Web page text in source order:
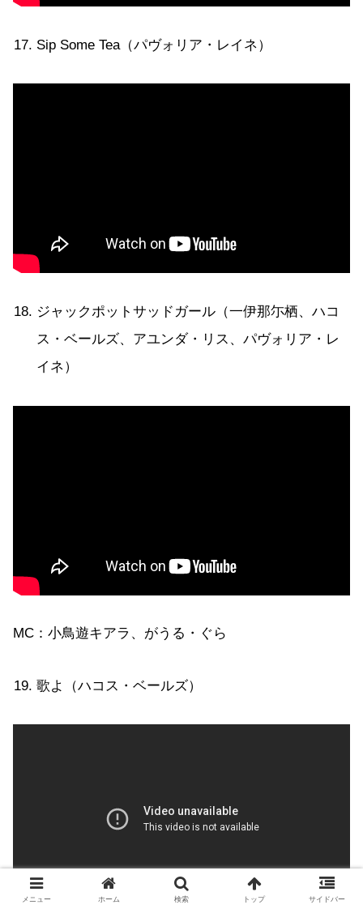
Sip Some Tea（パヴォリア・レイネ）
ジャックポットサッドガール（一伊那尓栖、ハコ
ス・ベールズ、アユンダ・リス、パヴォリア・レ
イネ）
MC：小鳥遊キアラ、がうる・ぐら
歌よ（ハコス・ベールズ）
メニュー ホーム 検索 トップ サイドバー